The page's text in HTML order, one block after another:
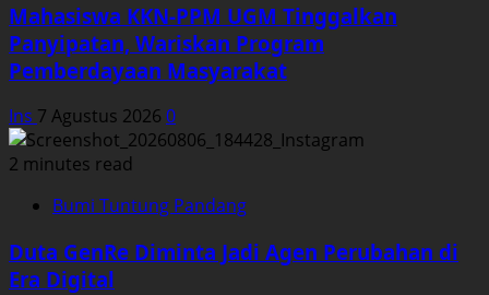
Mahasiswa KKN-PPM UGM Tinggalkan
Panyipatan, Wariskan Program
Pemberdayaan Masyarakat
Ins 7 Agustus 2026 0
2 minutes read
Bumi Tuntung Pandang
Duta GenRe Diminta Jadi Agen Perubahan di
Era Digital